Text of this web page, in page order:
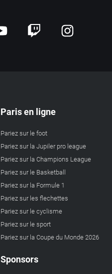
Paris en ligne
Pariez sur le foot
Pariez sur la Jupiler pro league
Pariez sur la Champions League
Pariez sur le Basketball
Pariez sur la Formule 1
Pariez sur les flechettes
Pariez sur le cyclisme
Pariez sur le sport
Pariez sur la Coupe du Monde 2026
Sponsors